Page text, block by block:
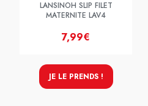
LANSINOH SLIP FILET
MATERNITE LAV4
7,99€
JE LE PRENDS !